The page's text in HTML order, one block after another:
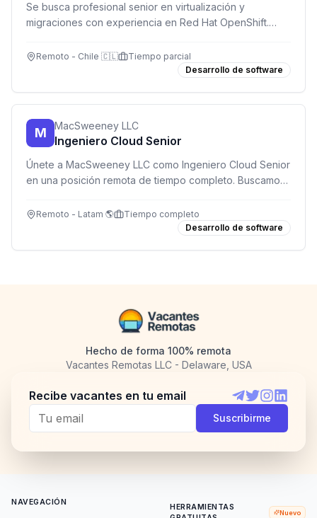
Se busca profesional senior en virtualización y
migraciones con experiencia en Red Hat OpenShift.
Remoto - Chile 🇨🇱
Tiempo parcial
Desarrollo de software
M MacSweeney LLC
Ingeniero Cloud Senior
Únete a MacSweeney LLC como Ingeniero Cloud Senior
en una posición remota de tiempo completo. Buscamos
experiencia en infraestructura en la nube.
Remoto - Latam 🌎
Tiempo completo
Desarrollo de software
Hecho de forma 100% remota
Vacantes Remotas LLC - Delaware, USA
Recibe vacantes en tu email
Telegram
TwitterInstagram
Suscribirme
NAVEGACIÓN
HERRAMIENTAS
Nuevo